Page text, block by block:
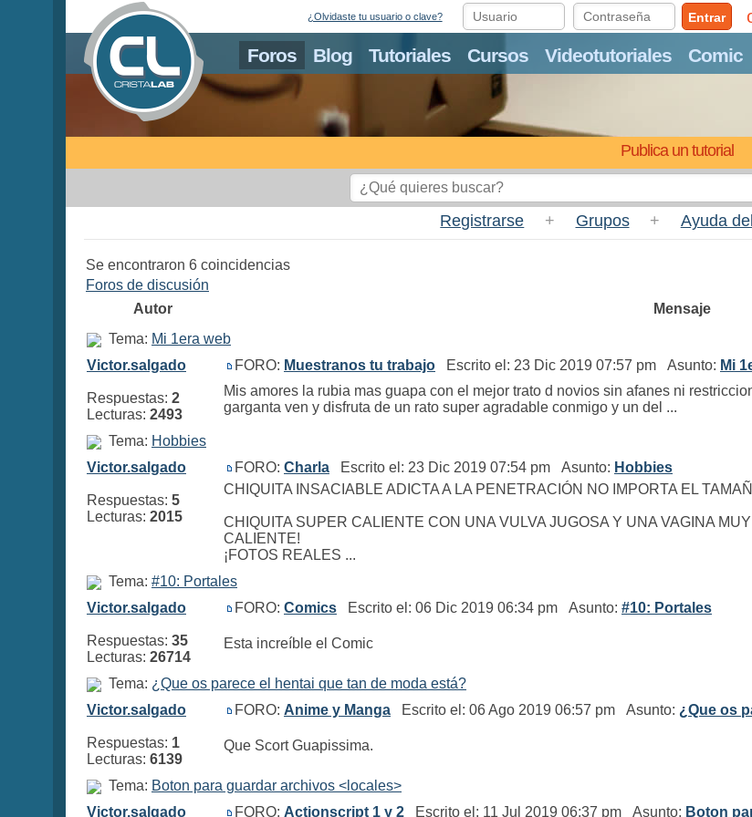
Foros Blog Tutoriales Cursos Videotutoriales Comic
Publica un tutorial
¿Olvidaste tu usuario o clave? Entrar
Registrarse + Grupos + Ayuda
Se encontraron 6 coincidencias
Foros de discusión
Autor
Mensaje
Tema: Mi 1era web
Victor.salgado
Respuestas: 2
Lecturas: 2493
FORO: Muestranos tu trabajo Escrito el: 23 Dic 2019 07:57 pm Asunto: Mi
Mis amores la rubia mas guapa con el mejor trato d novios sin afanes ni
garganta ven y disfruta de un rato super agradable conmigo y un del ...
Tema: Hobbies
Victor.salgado
Respuestas: 5
Lecturas: 2015
FORO: Charla Escrito el: 23 Dic 2019 07:54 pm Asunto: Hobbies
CHIQUITA INSACIABLE ADICTA A LA PENETRACIÓN NO IMPORTA EL
CHIQUITA SUPER CALIENTE CON UNA VULVA JUGOSA Y UNA VAGINA
CALIENTE!
¡FOTOS REALES ...
Tema: #10: Portales
Victor.salgado
Respuestas: 35
Lecturas: 26714
FORO: Comics Escrito el: 06 Dic 2019 06:34 pm Asunto: #10: Portales
Esta increíble el Comic
Tema: ¿Que os parece el hentai que tan de moda está?
Victor.salgado
Respuestas: 1
Lecturas: 6139
FORO: Anime y Manga Escrito el: 06 Ago 2019 06:57 pm Asunto: ¿Que os
Que Scort Guapissima.
Tema: Boton para guardar archivos <locales>
Victor.salgado
FORO: Actionscript 1 y 2 Escrito el: 11 Jul 2019 06:37 pm Asunto: Boton